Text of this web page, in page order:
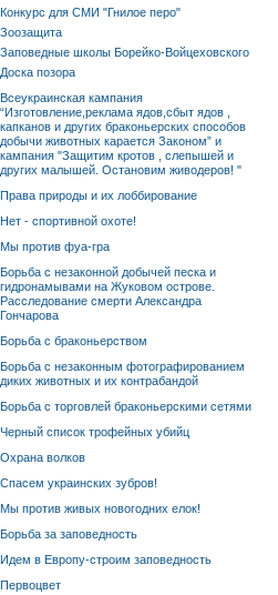
Конкурс для СМИ "Гнилое перо"
Зоозащита
Заповедные школы Борейко-Войцеховского
Доска позора
Всеукраинская кампания
“Изготовление,реклама ядов,сбыт ядов ,
капканов и других браконьерских способов
добычи животных карается Законом” и
кампания "Защитим кротов , слепышей и
других малышей. Остановим живодеров! "
Права природы и их лоббирование
Нет - спортивной охоте!
Мы против фуа-гра
Борьба с незаконной добычей песка и
гидронамывами на Жуковом острове.
Расследование смерти Александра
Гончарова
Борьба с браконьерством
Борьба с незаконным фотографированием
диких животных и их контрабандой
Борьба с торговлей браконьерскими сетями
Черный список трофейных убийц
Охрана волков
Спасем украинских зубров!
Мы против живых новогодних елок!
Борьба за заповедность
Идем в Европу-строим заповедность
Первоцвет